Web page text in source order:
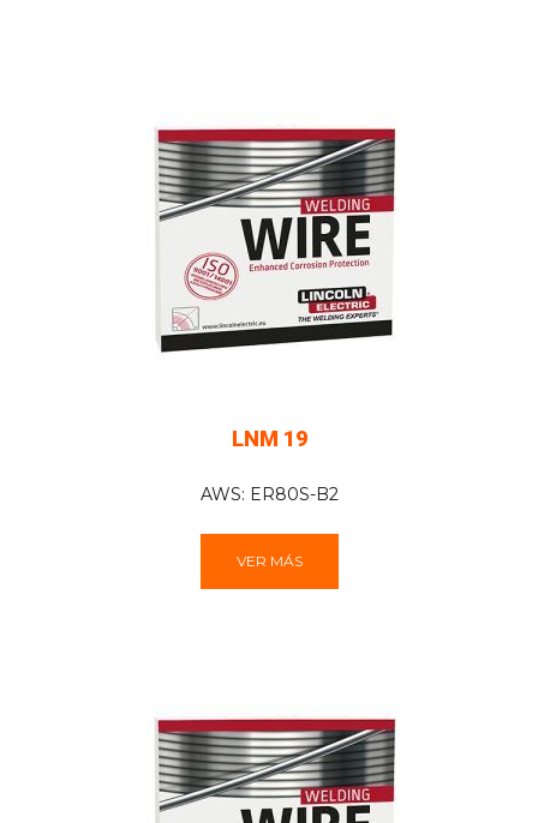
LNM 19
AWS: ER80S-B2
VER MÁS